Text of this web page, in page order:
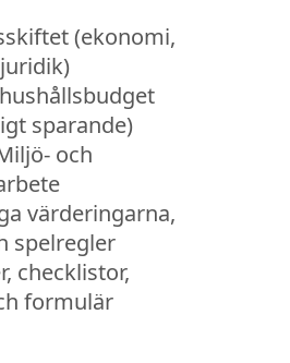
(ekonomi,
sparande)
och
värderingarna,
spelregler
checklistor,
formulär